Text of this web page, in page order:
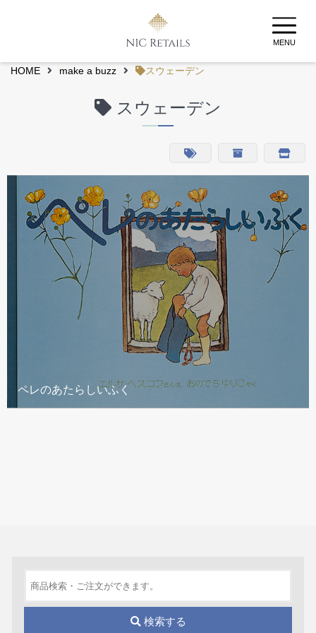
MENU
HOME make a buzz スウェーデン
スウェーデン
ペレのあたらしいふく
検索する